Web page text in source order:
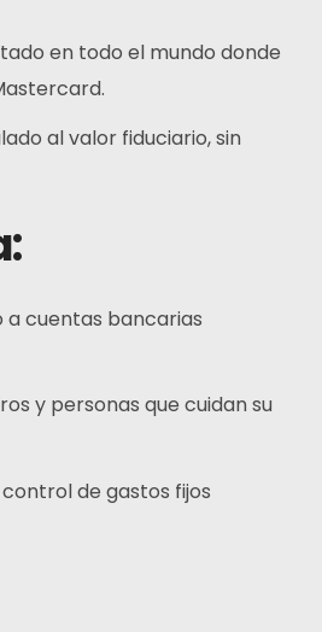
en todo el mundo donde
al valor fiduciario, sin
a cuentas bancarias
y personas que cuidan su
de gastos fijos